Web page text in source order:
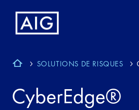
SOLUTIONS DE RISQUES
CyberEdge®